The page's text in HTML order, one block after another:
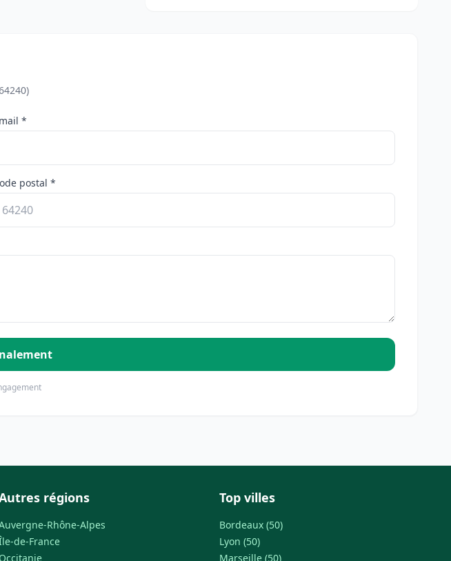
*
postal *
régions
Rhône-Alpes
de-France
Occitanie
Top villes
Bordeaux (50)
Lyon (50)
Marseille (50)